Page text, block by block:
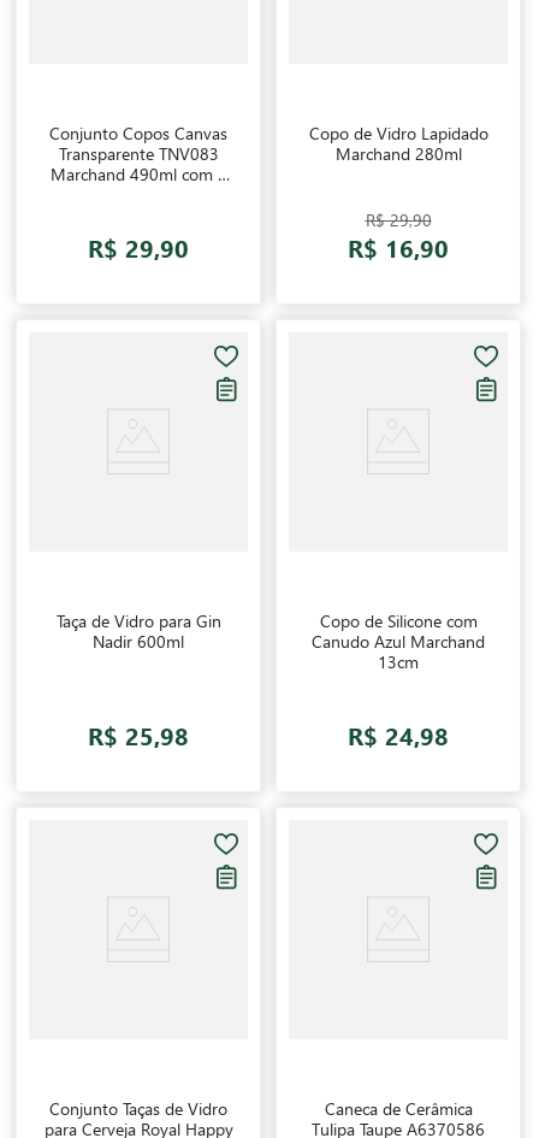
Conjunto Copos Canvas
Transparente TNV083
Marchand 490ml com 4
R$ 29,90
Copo de Vidro Lapidado
Marchand 280ml
R$ 29,90
R$ 16,90
Taça de Vidro para Gin
Nadir 600ml
R$ 25,98
Copo de Silicone com
Canudo Azul Marchand
13cm
R$ 24,98
Conjunto Taças de Vidro
para Cerveja Royal Happy
Caneca de Cerâmica
Tulipa Taupe A6370586